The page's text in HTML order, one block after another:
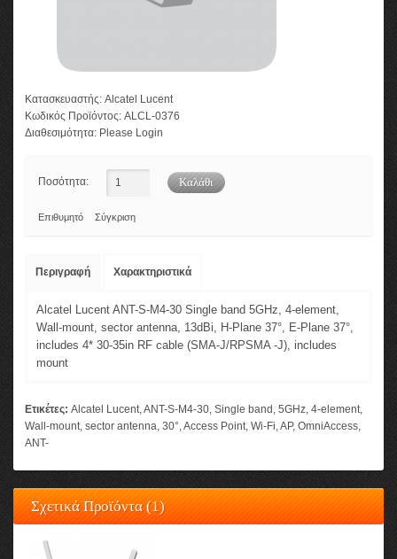
Κατασκευαστής: Alcatel Lucent
Κωδικός Προϊόντος: ALCL-0376
Διαθεσιμότητα: Please Login
Ποσότητα:
Επιθυμητό Σύγκριση
Περιγραφή Χαρακτηριστικά
Alcatel Lucent ANT-S-M4-30 Single band 5GHz, 4-element,
Wall-mount, sector antenna, 13dBi, H-Plane 37°, E-Plane 37°,
includes 4* 30-35in RF cable (SMA-J/RPSMA -J), includes
mount
Ετικέτες: Alcatel Lucent,ANT-S-M4-30, Single band , 5GHz, 4-element,
Wall-mount, sector antenna, 30°,Access Point, Wi-Fi,AP, OmniAccess,
ANT-
Σχετικά Προϊόντα (1)